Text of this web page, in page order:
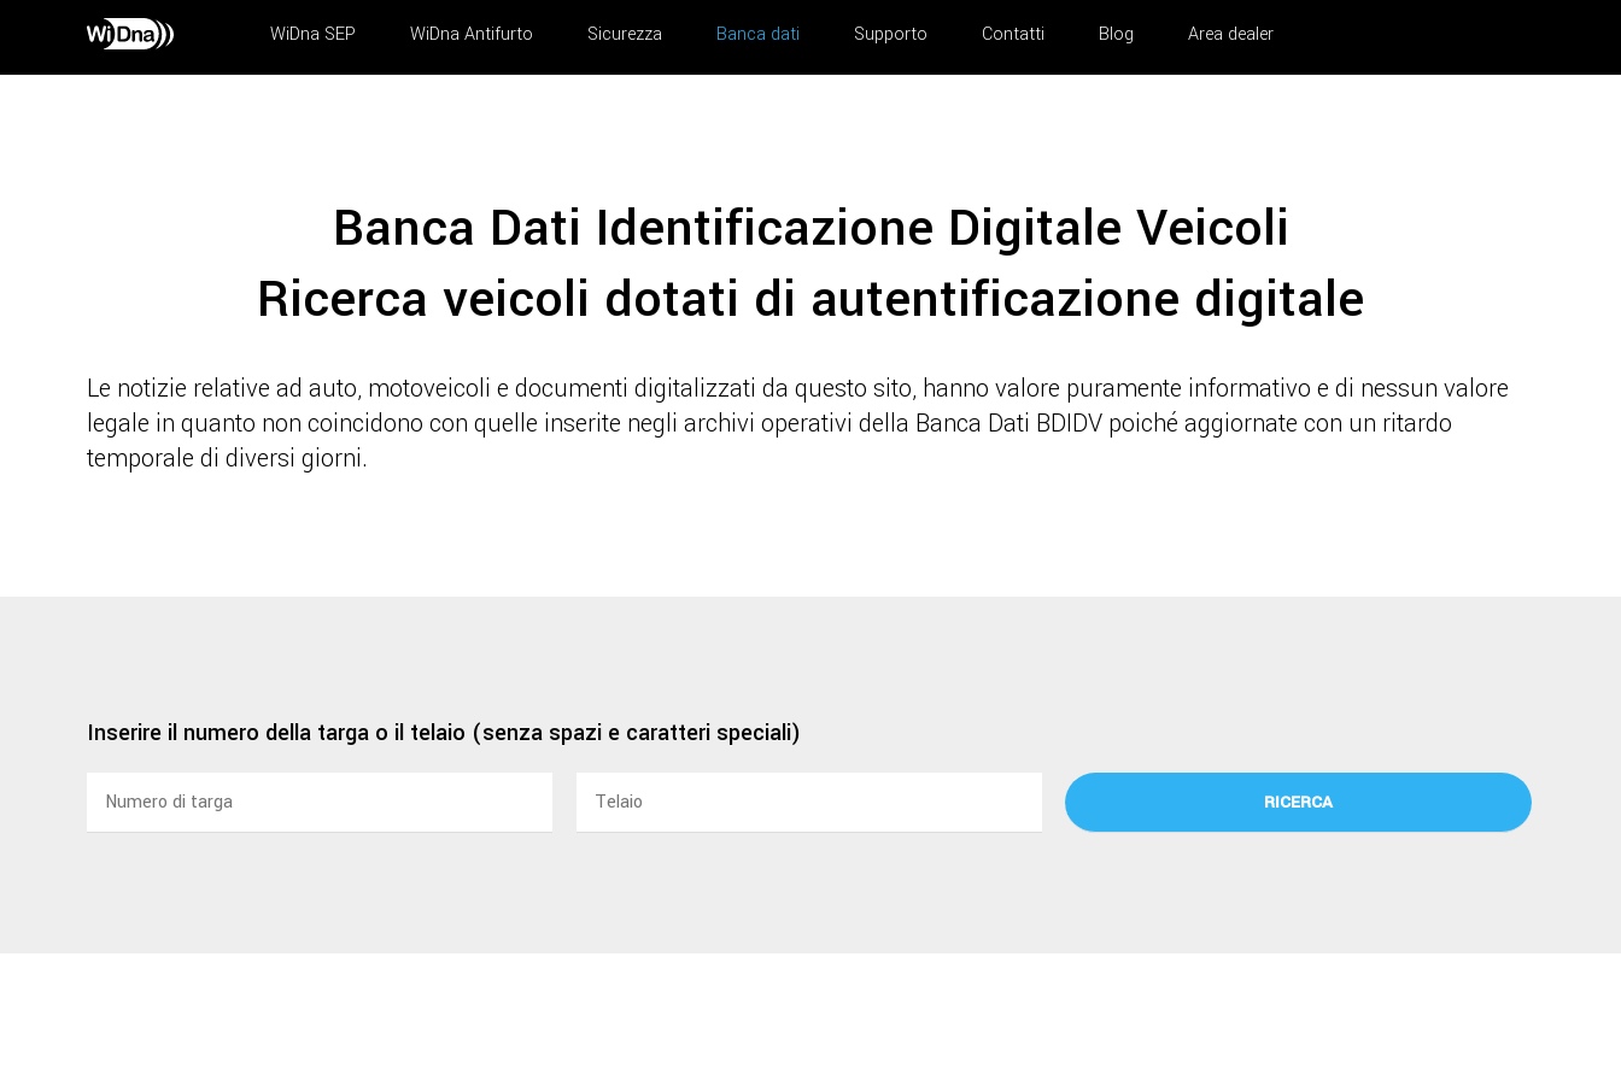
WiDna SEP WiDna Antifurto Sicurezza Banca dati Supporto Contatti Blog Area dealer
Banca Dati Identificazione Digitale Veicoli
Ricerca veicoli dotati di autentificazione digitale
Le notizie relative ad auto, motoveicoli e documenti digitalizzati da questo sito, hanno valore puramente informativo e di nessun valore
legale in quanto non coincidono con quelle inserite negli archivi operativi della Banca Dati BDIDV poiché aggiornate con un ritardo
temporale di diversi giorni.
Inserire il numero della targa o il telaio (senza spazi e caratteri speciali)